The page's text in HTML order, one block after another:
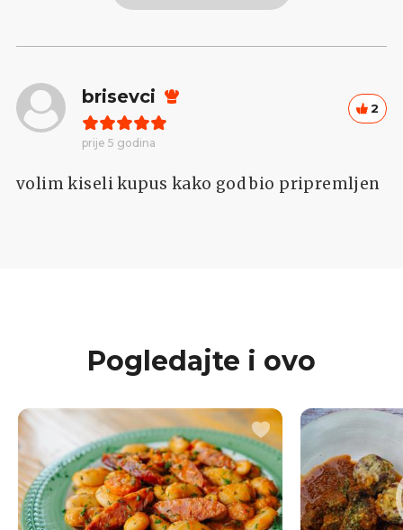
brisevci
prije 5 godina
2
volim kiseli kupus kako god bio pripremljen
Pogledajte i ovo